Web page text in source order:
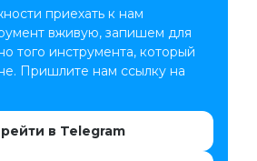
приехать к нам
вживую, запишем для
того инструмента, который
Пришлите нам ссылку на
в Telegram